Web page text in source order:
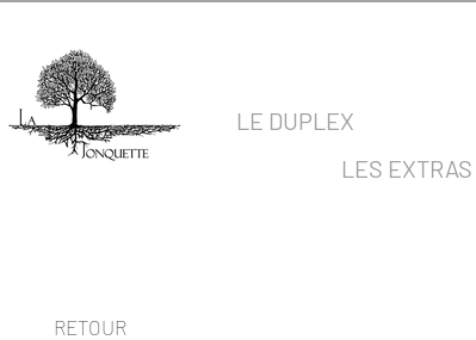
LE DUPLEX
LES EXTRAS
RETOUR